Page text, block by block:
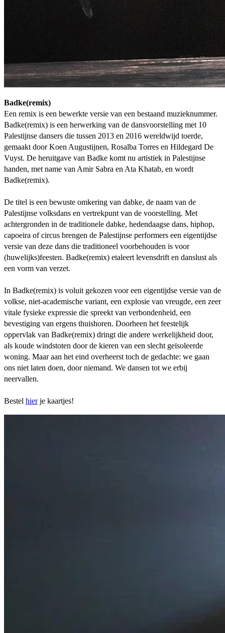
Badke(remix)
Een remix is een bewerkte versie van een bestaand muzieknummer.
Badke(remix) is een herwerking van de dansvoorstelling met 10
Palestijnse dansers die tussen 2013 en 2016 wereldwijd toerde,
gemaakt door Koen Augustijnen, Rosalba Torres en Hildegard De
Vuyst. De heruitgave van Badke komt nu artistiek in Palestijnse
handen, met name van Amir Sabra en Ata Khatab, en wordt
Badke(remix).
De titel is een bewuste omkering van dabke, de naam van de
Palestijnse volksdans en vertrekpunt van de voorstelling. Met
achtergronden in de traditionele dabke, hedendaagse dans, hiphop,
capoeira of circus brengen de Palestijnse performers een eigentijdse
versie van deze dans die traditioneel voorbehouden is voor
(huwelijks)feesten. Badke(remix) etaleert levensdrift en danslust als
een vorm van verzet.
In Badke(remix) is voluit gekozen voor een eigentijdse versie van de
volkse, niet-academische variant, een explosie van vreugde, een zeer
vitale fysieke expressie die spreekt van verbondenheid, een
bevestiging van ergens thuishoren. Doorheen het feestelijk
oppervlak van Badke(remix) dringt die andere werkelijkheid door,
als koude windstoten door de kieren van een slecht geïsoleerde
woning. Maar aan het eind overheerst toch de gedachte: we gaan
ons niet laten doen, door niemand. We dansen tot we erbij
neervallen.
Bestel hierje kaartjes!